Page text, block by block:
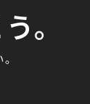
。